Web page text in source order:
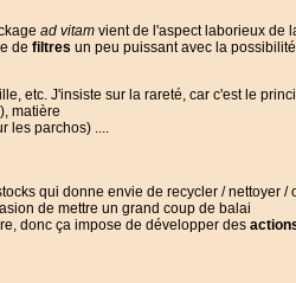
ad vitam vient de l'aspect laborieux de
de filtres un peu puissant avec la
etc. J'insiste sur la rareté, car c'est le
matière
les parchos) ....
qui donne envie de recycler / nettoyer /
de mettre un grand coup de balai
donc ça impose de développer des